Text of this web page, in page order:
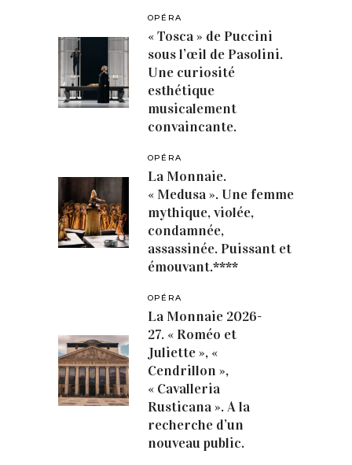
OPÉRA
« Tosca » de Puccini
sous l’œil de Pasolini.
Une curiosité
esthétique
musicalement
convaincante.
OPÉRA
La Monnaie.
« Medusa ». Une femme
mythique, violée,
condamnée,
assassinée. Puissant et
émouvant.****
OPÉRA
La Monnaie 2026-
27. « Roméo et
Juliette », «
Cendrillon »,
« Cavalleria
Rusticana ». A la
recherche d’un
nouveau public.